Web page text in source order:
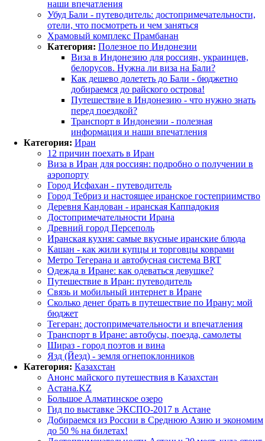
наши впечатления
Убуд Бали - путеводитель: достопримечательности,
отели, что посмотреть и чем заняться
Храмовый комплекс Прамбанан
Категория: Полезное по Индонезии
Виза в Индонезию для россиян, украинцев,
белорусов. Нужна ли виза на Бали?
Как дешево долететь до Бали - бюджетно
добираемся до райского острова!
Путешествие в Индонезию - что нужно знать
перед поездкой?
Транспорт в Индонезии - полезная
информация и наши впечатления
Категория: Иран
12 причин поехать в Иран
Виза в Иран для россиян: подробно о получении в
аэропорту
Город Исфахан - путеводитель
Город Тебриз и настоящее иранское гостеприимство
Деревня Кандован - иранская Каппадокия
Достопримечательности Ирана
Древний город Персеполь
Иранская кухня: самые вкусные иранские блюда
Кашан - как жили купцы и торговцы коврами
Метро Тегерана и автобусная система BRT
Одежда в Иране: как одеваться девушке?
Путешествие в Иран: путеводитель
Связь и мобильный интернет в Иране
Сколько денег брать в путешествие по Ирану: мой
бюджет
Тегеран: достопримечательности и впечатления
Транспорт в Иране: автобусы, поезда, самолеты
Шираз - город поэтов и вина
Язд (Йезд) - земля огнепоклонников
Категория: Казахстан
Анонс майского путешествия в Казахстан
Астана.KZ
Большое Алматинское озеро
Гид по выставке ЭКСПО-2017 в Астане
Добираемся из России в Среднюю Азию и экономим
до 50 % на билетах!